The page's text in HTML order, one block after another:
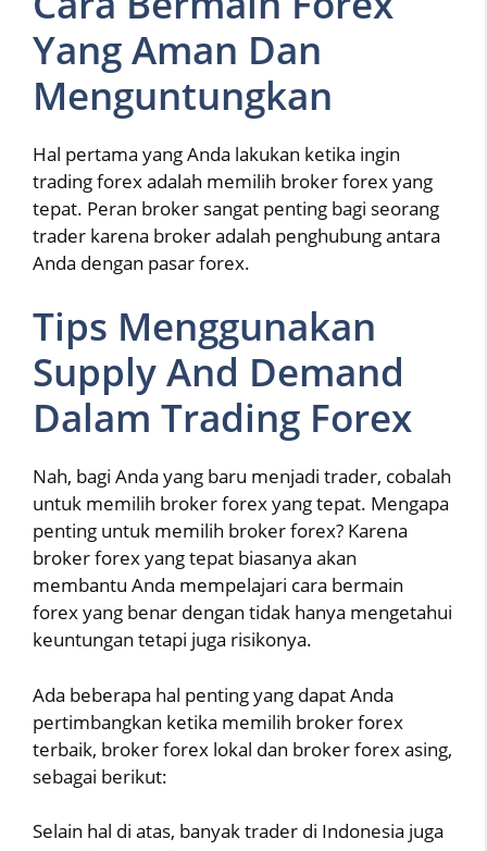
Yang Aman Dan
Menguntungkan
Hal pertama yang Anda lakukan ketika ingin
trading forex adalah memilih broker forex yang
tepat. Peran broker sangat penting bagi seorang
trader karena broker adalah penghubung antara
Anda dengan pasar forex.
Tips Menggunakan
Supply And Demand
Dalam Trading Forex
Nah, bagi Anda yang baru menjadi trader, cobalah
untuk memilih broker forex yang tepat. Mengapa
penting untuk memilih broker forex? Karena
broker forex yang tepat biasanya akan
membantu Anda mempelajari cara bermain
forex yang benar dengan tidak hanya mengetahui
keuntungan tetapi juga risikonya.
Ada beberapa hal penting yang dapat Anda
pertimbangkan ketika memilih broker forex
terbaik, broker forex lokal dan broker forex asing,
sebagai berikut:
Selain hal di atas, banyak trader di Indonesia juga